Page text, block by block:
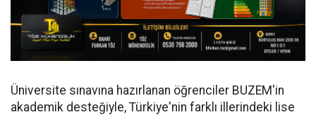
Üniversite sınavına hazırlanan öğrenciler BUZEM'in
akademik desteğiyle, Türkiye'nin farklı illerindeki lise